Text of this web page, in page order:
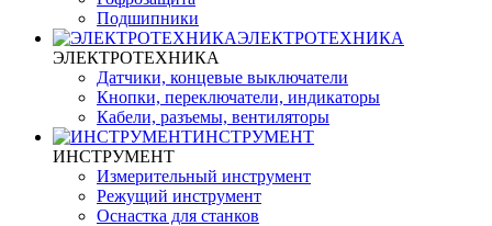
Подшипники
ЭЛЕКТРОТЕХНИКА
ЭЛЕКТРОТЕХНИКА
Датчики, концевые выключатели
Кнопки, переключатели, индикаторы
Кабели, разъемы, вентиляторы
ИНСТРУМЕНТ
ИНСТРУМЕНТ
Измерительный инструмент
Режущий инструмент
Оснастка для станков